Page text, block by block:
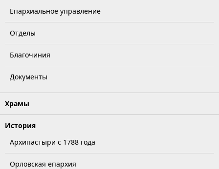
Епархиальное управление
Отделы
Благочиния
Документы
Храмы
История
Архипастыри с 1788 года
Орловская епархия